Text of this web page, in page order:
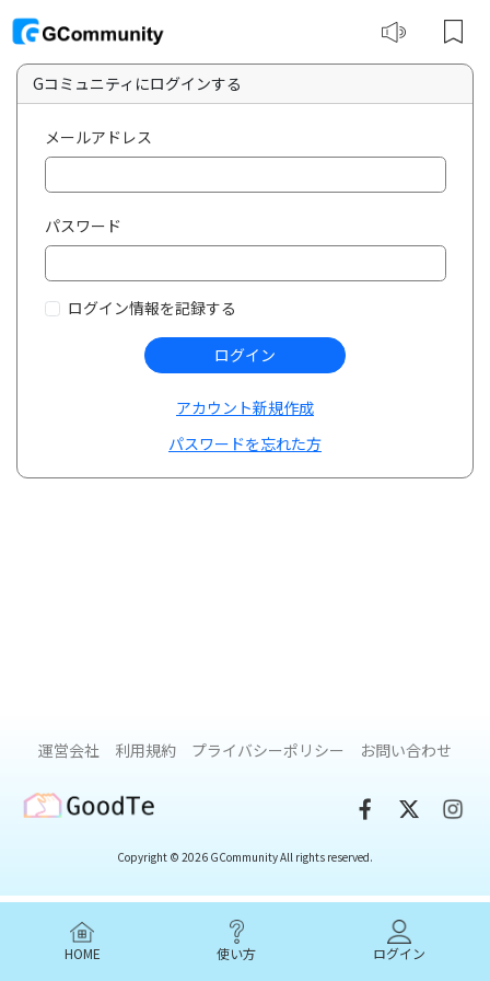
Gコミュニティにログインする
メールアドレス
パスワード
ログイン情報を記録する
ログイン
アカウント新規作成
パスワードを忘れた方
HOME 使い方 ログイン
運営会社 利用規約 プライバシーポリシー お問い合わせ
GoodTe
Copyright © 2026 GCommunity All rights reserved.